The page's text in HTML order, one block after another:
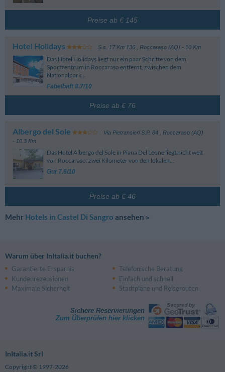
Preise ab € 145
Hotel Holidays S.s. 17 Km 136 Roccaraso (AQ) - 10 Km
Das Hotel Holidays liegt nur ein paar Schritte von dem
Sportzentrum in Roccaraso entfernt, zwischen dem
Nationalpark...
Fabelhaft 8.7/10
Preise ab € 76
Albergo del Sole Via Pietransieri S.P. 84
Roccaraso (AQ)
- 10.3 Km
Das Hotel Albergo del Sole in Piana Del Leone liegt nicht weit
von Roccaraso, zwei Kilometer von den lokalen...
Gut 7.6/10
Preise ab € 46
Mehr Hotels in Castel Di Sangro ansehen »
Warum über InItalia.it buchen?
Garantierte Ersparnis
Telefonische Beratung
Kundenrezensionen
Einfach und schnell
Maximale Sicherheit
Stadtpläne und Reiserouten
Sichere Reservierungen
Zum Überprüfen hier klicken
InItalia.it Srl
Copyright © 1997-2026